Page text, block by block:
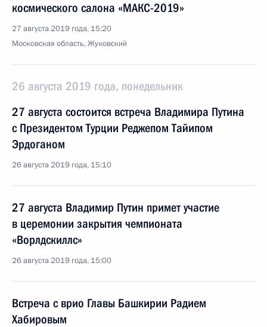
космического салона «МАКС-2019»
27 августа 2019 года, 15:20
Московская область, Жуковский
26 августа 2019 года, понедельник
27 августа состоится встреча Владимира Путина
с Президентом Турции Реджепом Тайипом
Эрдоганом
26 августа 2019 года, 15:10
27 августа Владимир Путин примет участие
в церемонии закрытия чемпионата
«Ворлдскиллс»
26 августа 2019 года, 15:00
Встреча с врио Главы Башкирии Радием
Хабировым